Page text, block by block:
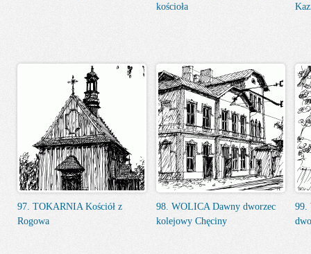
kościoła
97. TOKARNIA Kościół z
Rogowa
98. WOLICA Dawny dworzec
kolejowy Chęciny
99.